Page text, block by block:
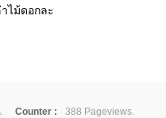
ไม้ดอกละ
Counter :
388 Pageviews.